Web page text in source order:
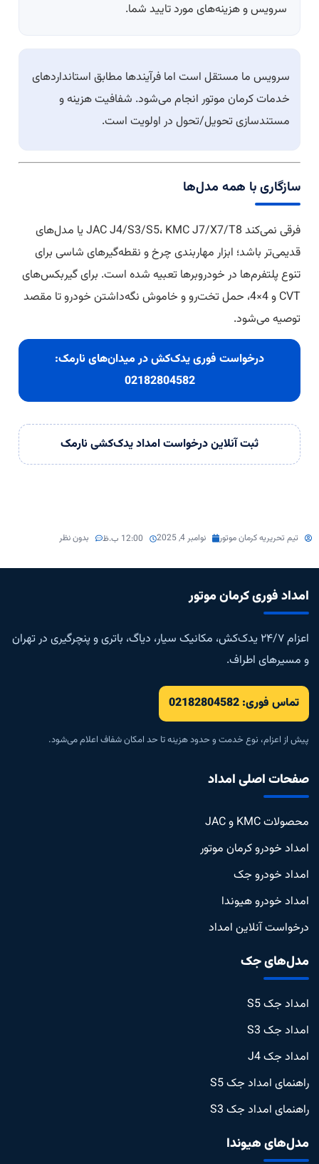
سرویس و هزینه‌های مورد تایید شما.
سرویس ما مستقل است اما فرآیندها مطابق استانداردهای
خدمات کرمان موتور انجام می‌شود. شفافیت هزینه و
مستندسازی تحویل/تحول در اولویت است.
سازگاری با همه مدل‌ها
فرقی نمی‌کند JAC J4/S3/S5، KMC J7/X7/T8 یا مدل‌های
قدیمی‌تر باشد؛ ابزار مهاربندی چرخ و نقطه‌گیرهای شاسی برای
تنوع پلتفرم‌ها در خودروبرها تعبیه شده است. برای گیربکس‌های
CVT و 4×4، حمل تخت‌رو و خاموش نگه‌داشتن خودرو تا مقصد
توصیه می‌شود.
درخواست فوری یدک‌کش در میدان‌های نارمک:
02182804582
ثبت آنلاین درخواست امداد یدک‌کشی نارمک
تیم تحریریه کرمان موتور نوامبر 4, 2025 12:00 ب.ظ بدون نظر
امداد فوری کرمان موتور
اعزام ۲۴/۷ یدک‌کش، مکانیک سیار، دیاگ، باتری و پنچرگیری در تهران
و مسیرهای اطراف.
تماس فوری: 02182804582
پیش از اعزام، نوع خدمت و حدود هزینه تا حد امکان شفاف اعلام می‌شود.
صفحات اصلی امداد
محصولات KMC و JAC
امداد خودرو کرمان موتور
امداد خودرو جک
امداد خودرو هیوندا
درخواست آنلاین امداد
مدل‌های جک
امداد جک S5
امداد جک S3
امداد جک J4
راهنمای امداد جک S5
راهنمای امداد جک S3
مدل‌های هیوندا